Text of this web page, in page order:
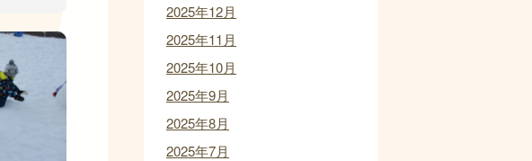
2025年12月
2025年11月
2025年10月
2025年9月
2025年8月
2025年7月